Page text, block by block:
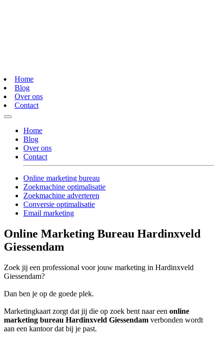
Home
Blog
Over ons
Contact
Home
Blog
Over ons
Contact
Online marketing bureau
Zoekmachine optimalisatie
Zoekmachine adverteren
Conversie optimalisatie
Email marketing
Online Marketing Bureau Hardinxveld
Giessendam
Zoek jij een professional voor jouw marketing in Hardinxveld
Giessendam?
Dan ben je op de goede plek.
Marketingkaart zorgt dat jij die op zoek bent naar een online
marketing bureau Hardinxveld Giessendam verbonden wordt
aan een kantoor dat bij je past.